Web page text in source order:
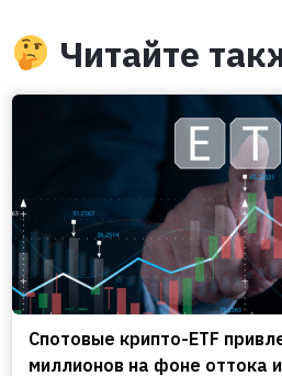
Читайте
Спотовые крипто-ETF
миллионов на фоне оттока